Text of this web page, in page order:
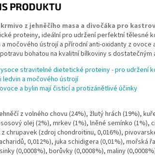
PRODUKTU
z jehněčího masa a divočáka pro
proteiny, ideální pro udržení perfektní tělesné
močového ústrojí a přírodní anti-oxidanty z
bohatou na kvalitní bílkoviny s
stravitelné dietetické proteiny - pro udržení
ledvin a močového ústrojí
a bylin mají čisticí a protizánětlivé účinky
z volného chovu (24%), žlutý hrách (19%),
olej (2%), mrkev (1%), lněné semínko (1%),
chrupavek (zdroj chondroitinu, 0,016%),
0,012%), juka schidigera (0,01%), mořská
(0,0008%), borůvky (0,0008%), maliny